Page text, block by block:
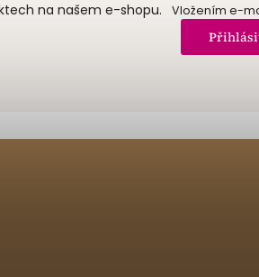
na našem e-shopu. Vložením e-